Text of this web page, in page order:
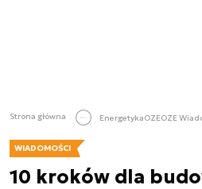
Strona główna EnergetykaOZEOZE
WIADOMOŚCI
10 kroków dla